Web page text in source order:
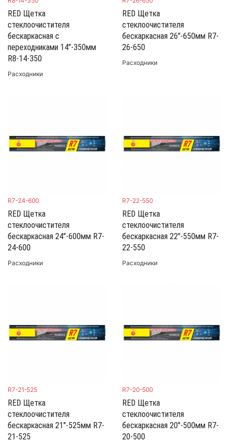
RED Щетка
стеклоочистителя
бескаркасная с
переходниками 14"-350мм
R8-14-350
Расходники
RED Щетка
стеклоочистителя
бескаркасная 26"-650мм R7-
26-650
Расходники
R7-24-600
RED Щетка
стеклоочистителя
бескаркасная 24"-600мм R7-
24-600
Расходники
R7-22-550
RED Щетка
стеклоочистителя
бескаркасная 22"-550мм R7-
22-550
Расходники
R7-21-525
RED Щетка
стеклоочистителя
бескаркасная 21"-525мм R7-
21-525
R7-20-500
RED Щетка
стеклоочистителя
бескаркасная 20"-500мм R7-
20-500